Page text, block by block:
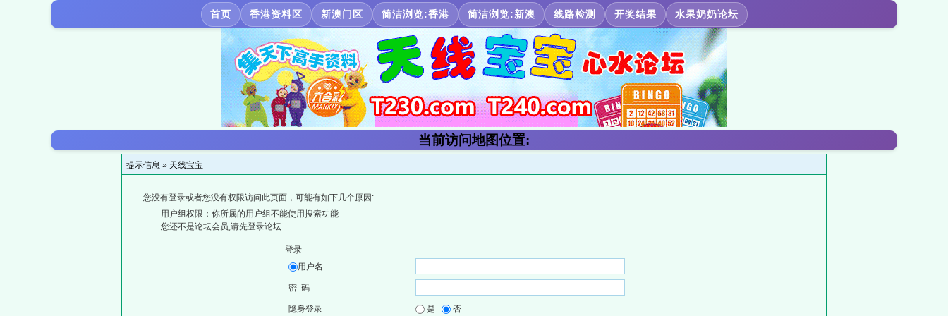
首页 香港资料区 新澳门区 简洁浏览:香港 简洁浏览:新澳 线路检测 开奖结果 水果奶奶论坛
当前访问地图位置:
提示信息 » 天线宝宝
您没有登录或者您没有权限访问此页面，可能有如下几个原因:
用户组权限：你所属的用户组不能使用搜索功能
您还不是论坛会员,请先登录论坛
登录
用户名
密 码
隐身登录 是 否